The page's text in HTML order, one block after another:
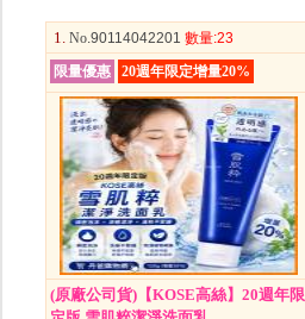
1. No.90114042201 數量:23
限量優惠
20週年限定增量20%
(原廠公司貨)【KOSE高絲】20週年限